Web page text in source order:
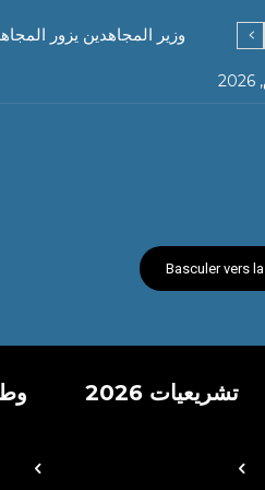
وزير المجاهدين يزور
Basculer vers
تشريعيات 2026